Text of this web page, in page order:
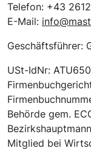
Telefon: +43
E-Mail:
Geschäftsführer:
USt-IdNr:
Behörde gem.
Mitglied bei